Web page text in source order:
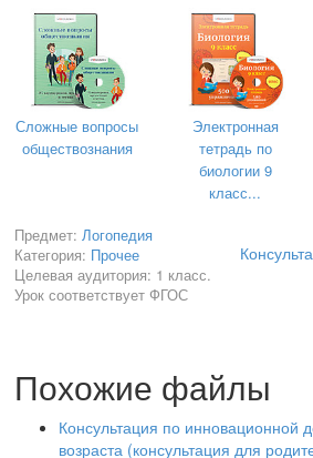
ззззззжжжжж (при произнесении з
10. При плотно сомкнутых губах
звуков п, б (папа, баба, бублик,
11. Закрепите четкость и ясность
ива, игра, утюг, урок, утиль, окунь,
Ирина, институт, инкубатор, изумруд,
ощущение, окулист, оборудование,
живот, сушки, солнышко, железо,
При произнесении слов следите за
12. Прочтите пословицы, поговорки,
положением губ, за четкостью и
Сложные вопросы
обществознания
Электронная
тетрадь по
биологии 9
класс...
Предмет:Логопедия
Категория: Прочее
Целевая аудитория: 1 класс.
Урок соответствует ФГОС
Похожие файлы
Консультация по инновационной
возраста (консультация для